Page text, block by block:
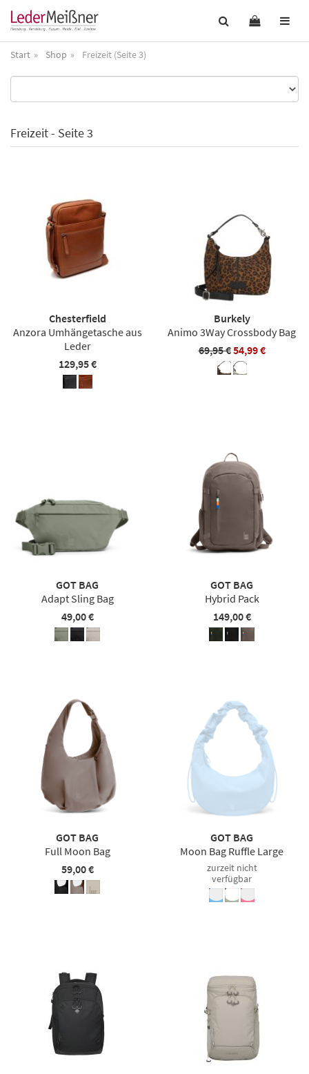
Start Shop Freizeit (Seite 3)
Freizeit - Seite 3
Chesterfield
Anzora Umhängetasche aus
Leder
129,95 €
Burkely
Animo 3Way Crossbody Bag
69,95 €54,99 €
GOT BAG
Adapt Sling Bag
49,00 €
GOT BAG
Hybrid Pack
149,00 €
GOT BAG
Full Moon Bag
59,00 €
GOT BAG
Moon Bag Ruffle Large
zurzeit nicht
verfügbar